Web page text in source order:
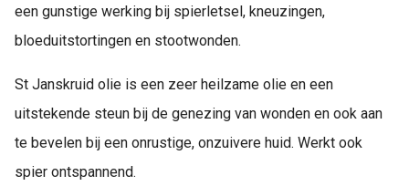
een gunstige werking bij spierletsel, kneuzingen,
bloeduitstortingen en stootwonden.
St Janskruid olie is een zeer heilzame olie en een
uitstekende steun bij de genezing van wonden en ook aan
te bevelen bij een onrustige, onzuivere huid. Werkt ook
spier ontspannend.